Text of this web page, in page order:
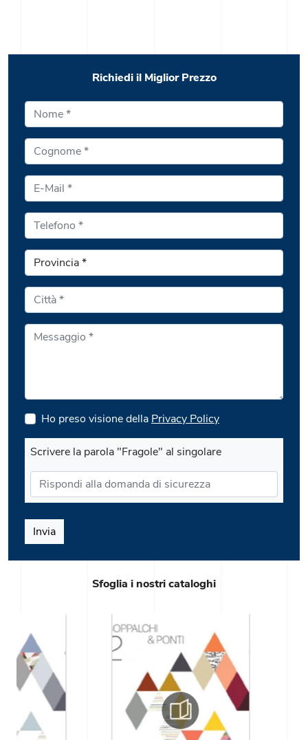
Sfoglia i nostri cataloghi
Richiedi il Miglior Prezzo
Ho preso visione della Privacy Policy
Scrivere la parola "Fragole" al singolare
Invia